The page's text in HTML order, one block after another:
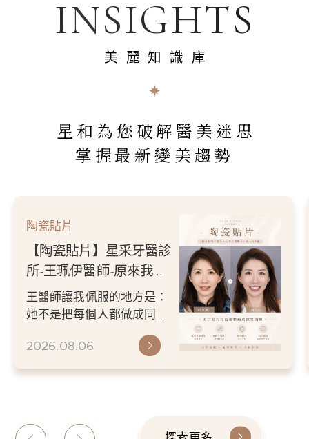
INSIGHTS
美麗知識庫
星和為您破解醫美迷思
掌握最新變美趨勢
陶瓷貼片
【陶瓷貼片】星采牙醫診
所-王珮伊醫師-從門牙縫
到自信笑容：美白貼片打
造更精緻的微笑曲線
王珮伊醫師在規劃貼片時，
除了考量牙齒本身條件，也
微笑方式等細節出發，協助
2026.06.26